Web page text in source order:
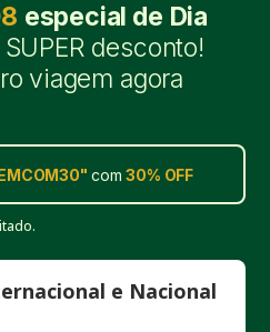
especial de Dia
desconto!
viagem agora
" com30% OFF
e Nacional